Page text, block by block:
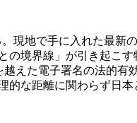
現地で手に入れた最新
の境界線」が引き起こ
えた電子署名の法的有
な距離に関わらず日